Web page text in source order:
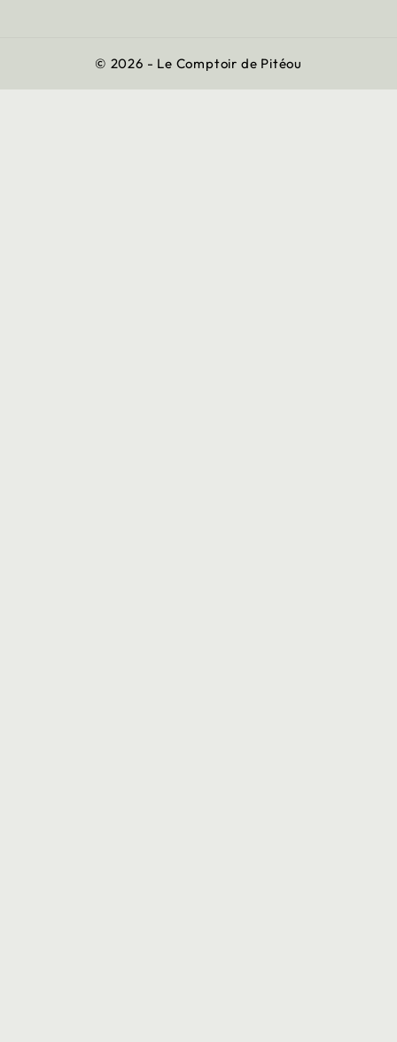
© 2026 - Le Comptoir de Pitéou